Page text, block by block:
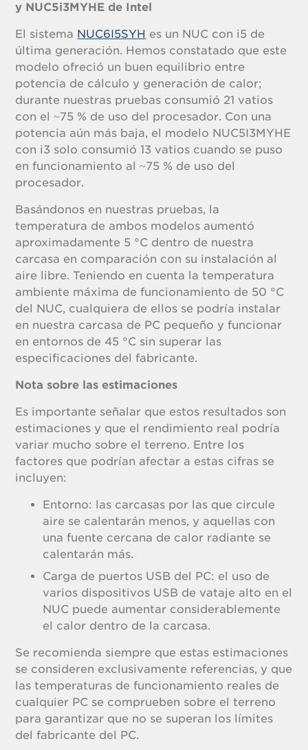
y NUC5i3MYHE de Intel
El sistema NUC6I5SYH es un NUC con i5 de
última generación. Hemos constatado que este
modelo ofreció un buen equilibrio entre
potencia de cálculo y generación de calor;
durante nuestras pruebas consumió 21 vatios
con el ~75 % de uso del procesador. Con una
potencia aún más baja, el modelo NUC5I3MYHE
con i3 solo consumió 13 vatios cuando se puso
en funcionamiento al ~75 % de uso del
procesador.
Basándonos en nuestras pruebas, la
temperatura de ambos modelos aumentó
aproximadamente 5 °C dentro de nuestra
carcasa en comparación con su instalación al
aire libre. Teniendo en cuenta la temperatura
ambiente máxima de funcionamiento de 50 °C
del NUC, cualquiera de ellos se podría instalar
en nuestra carcasa de PC pequeño y funcionar
en entornos de 45 °C sin superar las
especificaciones del fabricante.
Nota sobre las estimaciones
Es importante señalar que estos resultados son
estimaciones y que el rendimiento real podría
variar mucho sobre el terreno. Entre los
factores que podrían afectar a estas cifras se
incluyen:
Entorno: las carcasas por las que circule
aire se calentarán menos, y aquellas con
una fuente cercana de calor radiante se
calentarán más.
Carga de puertos USB del PC: el uso de
varios dispositivos USB de vataje alto en el
NUC puede aumentar considerablemente
el calor dentro de la carcasa.
Se recomienda siempre que estas estimaciones
se consideren exclusivamente referencias, y que
las temperaturas de funcionamiento reales de
cualquier PC se comprueben sobre el terreno
para garantizar que no se superan los límites
del fabricante del PC.